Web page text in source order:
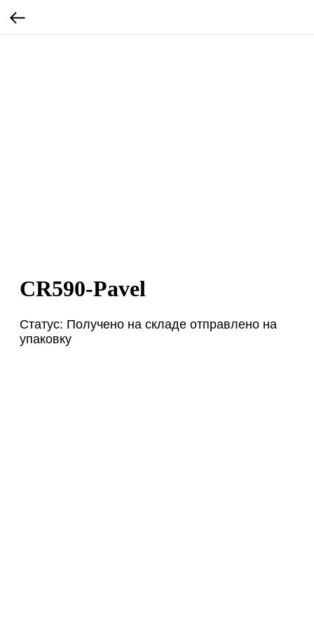
CR590-Pavel
Статус: Получено на складе отправлено на
упаковку